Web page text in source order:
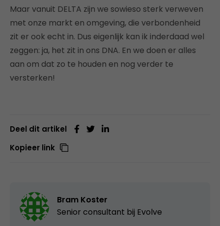
Maar vanuit DELTA zijn we sowieso sterk verweven
met onze markt en omgeving, die verbondenheid
zit er ook echt in. Dus eigenlijk kan ik inderdaad wel
zeggen: ja, het zit in ons DNA. En we doen er alles
aan om dat zo te houden en nog verder te
versterken!
Deel dit artikel
Kopieer link
Bram Koster
Senior consultant bij Evolve